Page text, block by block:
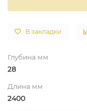
В закладки
Глубина мм
28
Длина мм
2400